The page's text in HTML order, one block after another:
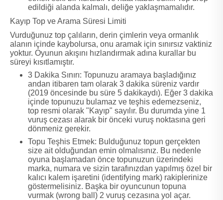
edildiği alanda kalmalı, deliğe yaklaşmamalıdır.
Kayıp Top ve Arama Süresi Limiti
Vurduğunuz top çalıların, derin çimlerin veya ormanlık
alanın içinde kaybolursa, onu aramak için sınırsız vaktiniz
yoktur. Oyunun akışını hızlandırmak adına kurallar bu
süreyi kısıtlamıştır.
3 Dakika Sınırı: Topunuzu aramaya başladığınız
andan itibaren tam olarak 3 dakika süreniz vardır
(2019 öncesinde bu süre 5 dakikaydı). Eğer 3 dakika
içinde topunuzu bulamaz ve teşhis edemezseniz,
top resmi olarak "Kayıp" sayılır. Bu durumda yine 1
vuruş cezası alarak bir önceki vuruş noktasına geri
dönmeniz gerekir.
Topu Teşhis Etmek: Bulduğunuz topun gerçekten
size ait olduğundan emin olmalısınız. Bu nedenle
oyuna başlamadan önce topunuzun üzerindeki
marka, numara ve sizin tarafınızdan yapılmış özel bir
kalıcı kalem işaretini (identifying mark) rakiplerinize
göstermelisiniz. Başka bir oyuncunun topuna
vurmak (wrong ball) 2 vuruş cezasına yol açar.